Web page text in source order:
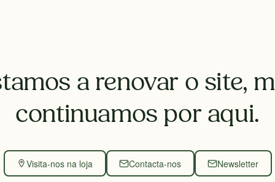
a renovar o site,
continuamos por aqui.
Visita-nos na loja Contacta-nos Newsletter